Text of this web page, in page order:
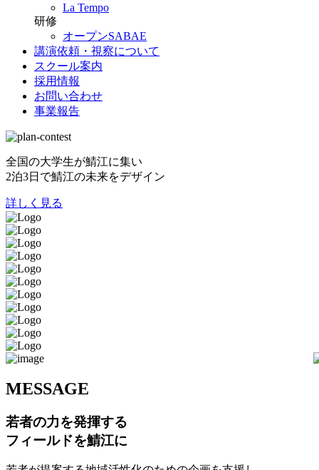
La Tempo
研修
オープンSABAE
講演依頼・視察について
スクール案内
採用情報
お問い合わせ
事業報告
全国の大学生が鯖江に集い
2泊3日で鯖江の未来をデザイン
詳しく見る
MESSAGE
若者の力を発揮する
フィールドを鯖江に